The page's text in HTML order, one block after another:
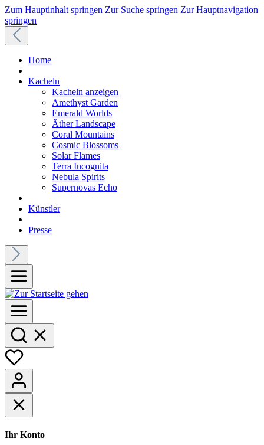
Zum Hauptinhalt springen Zur Suche springen Zur Hauptnavigation
springen
Home
Kacheln
Kacheln anzeigen
Amethyst Garden
Emerald Worlds
Äther Landscape
Coral Mountains
Cosmic Blossoms
Solar Flames
Terra Incognita
Nebula Spirits
Supernovas Echo
Künstler
Presse
Ihr Konto